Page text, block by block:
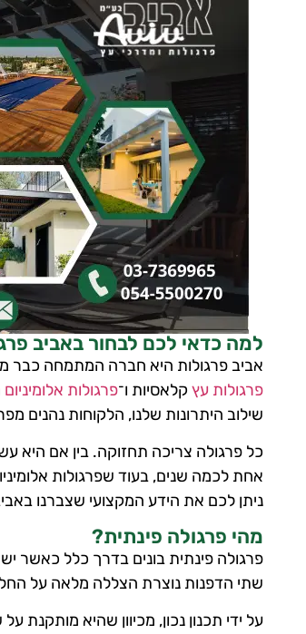
למה כדאי לכם לבחור באביב
אביב פרגולות היא חברה המתמחה כבר מעל 30 שנה בתחום הפרגולות הפינתיות בנוסף לדגמים וצורות
פרגולות עץקלאסיות ו־פרגולות אלומיניום
שילוב היתרונות שלנו, הלקוחות נהנים
כל פרגולה צריכה תחזוקה. בין אם היא
אחת לכמה שנים, בעוד שפרגולות
ניתן לכם את הידע המקצועי שצברנו
מהי פרגולה פינתית?
פרגולה פינתית בונים בדרך כלל כאשר
שתי הדפנות נוצרת הצללה מלאה על
על ידי תכנון נכון, מכיוון שהיא מותקנת